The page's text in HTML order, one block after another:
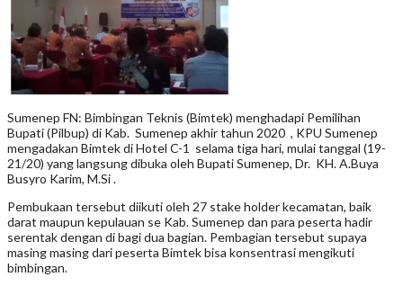
Sumenep FN: Bimbingan Teknis (Bimtek) menghadapi Pemilihan
Bupati (Pilbup) di Kab. Sumenep akhir tahun 2020 , KPU Sumenep
mengadakan Bimtek di Hotel C-1 selama tiga hari, mulai tanggal (19-
21/20) yang langsung dibuka oleh Bupati Sumenep, Dr. KH. A.Buya
Busyro Karim, M.Si .
Pembukaan tersebut diikuti oleh 27 stake holder kecamatan, baik
darat maupun kepulauan se Kab. Sumenep dan para peserta hadir
serentak dengan di bagi dua bagian. Pembagian tersebut supaya
masing masing dari peserta Bimtek bisa konsentrasi mengikuti
bimbingan.